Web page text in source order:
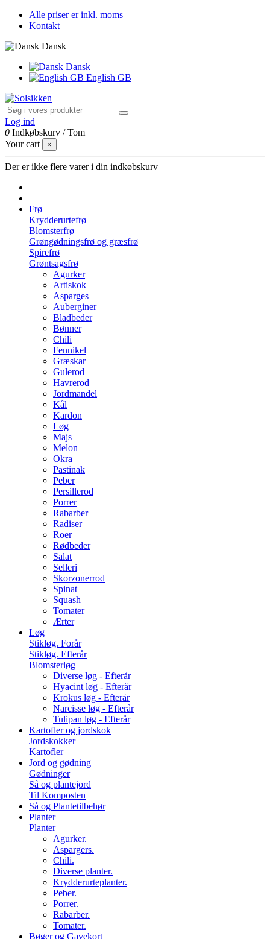
Alle priser er inkl. moms
Kontakt
Dansk
Dansk
English GB
Log ind
0 Indkøbskurv /Tom
Your cart
×
Der er ikke flere varer i din indkøbskurv
Frø
Krydderurtefrø
Blomsterfrø
Grøngødningsfrø og græsfrø
Spirefrø
Grøntsagsfrø
Agurker
Artiskok
Asparges
Auberginer
Bladbeder
Bønner
Chili
Fennikel
Græskar
Gulerod
Havrerod
Jordmandel
Kål
Kardon
Løg
Majs
Melon
Okra
Pastinak
Peber
Persillerod
Porrer
Rabarber
Radiser
Roer
Rødbeder
Salat
Selleri
Skorzonerrod
Spinat
Squash
Tomater
Ærter
Løg
Stikløg. Forår
Stikløg. Efterår
Blomsterløg
Diverse løg - Efterår
Hyacint løg - Efterår
Krokus løg - Efterår
Narcisse løg - Efterår
Tulipan løg - Efterår
Kartofler og jordskok
Jordskokker
Kartofler
Jord og gødning
Gødninger
Så og plantejord
Til Komposten
Så og Plantetilbehør
Planter
Planter
Agurker.
Aspargers.
Chili.
Diverse planter.
Krydderurteplanter.
Peber.
Porrer.
Rabarber.
Tomater.
Bøger og Gavekort